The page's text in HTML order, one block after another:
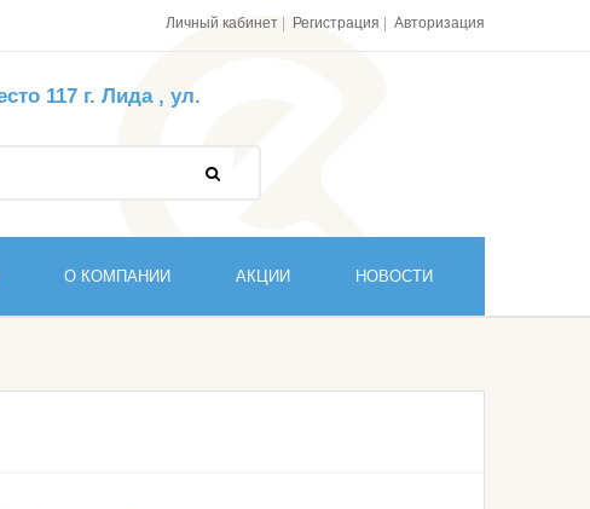
Личный кабинет Регистрация Авторизация
117 г. Лида , ул.
О КОМПАНИИ АКЦИИ НОВОСТИ